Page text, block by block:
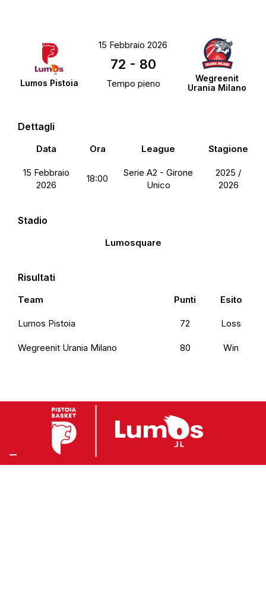
Lumos Pistoia
Wegreenit
Urania Milano
15 Febbraio 2026
72 - 80
Tempo pieno
Dettagli
Data Ora League Stagione
15 Febbraio
2026
18:00
Serie A2 - Girone
Unico
2025 /
2026
Stadio
Lumosquare
Risultati
Team Punti Esito
Lumos Pistoia 72 Loss
Wegreenit Urania Milano 80 Win